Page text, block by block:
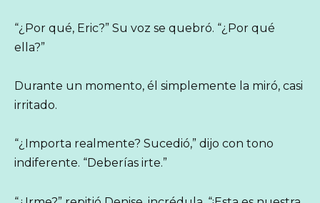
“¿Por qué, Eric?” Su voz se quebró. “¿Por qué
ella?”
Durante un momento, él simplemente la miró, casi
irritado.
“¿Importa realmente? Sucedió,” dijo con tono
indiferente. “Deberías irte.”